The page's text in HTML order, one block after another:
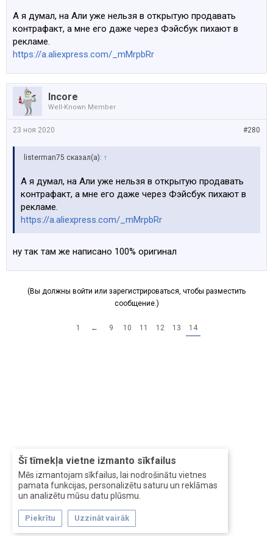
Šī tīmekļa vietne izmanto sīkfailus
Mēs izmantojam sīkfailus, lai nodrošinātu vietnes
pamata funkcijas, personalizētu saturu un reklāmas
un analizētu mūsu datu plūsmu.
Piekrītu Uzzināt vairāk
А я думал, на Али уже нельзя в открытую продавать
контрафакт, а мне его даже через Фэйсбук пихают в
рекламе.
https://a.aliexpress.com/_mMrpbRr
Incore
Well-Known Member
#280
23 ноя 2020
listerman75 сказал(а): ↑
А я думал, на Али уже нельзя в открытую продавать
контрафакт, а мне его даже через Фэйсбук пихают в
рекламе.
https://a.aliexpress.com/_mMrpbRr
ну так там же написано 100% оригинал
(Вы должны войти или зарегистрироваться, чтобы разместить
сообщение.)
1 ← 9 10 11 12 13 14